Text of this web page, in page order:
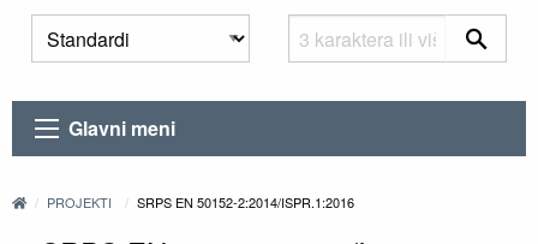
Glavni meni
PROJEKTI SRPS EN 50152-2:2014/ISPR.1:2016